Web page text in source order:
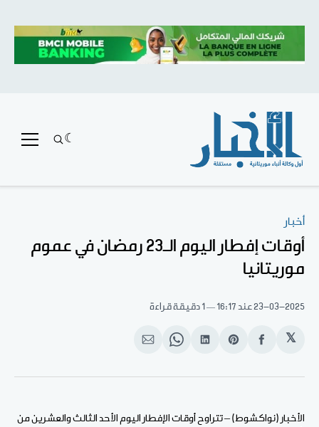
أخبار
أوقات إفطار اليوم الـ23 رمضان في عموم
موريتانيا
23-03-2025عند 16:17 1 دقيقة قراءة
𝕏
انشر
الفيسبوك
Share
Pinterest
انشر
لينكد
Share
WhatsApp
انشر
الإيميل
الأخبار (نواكشوط) – تتراوح أوقات الإفطار اليوم الأحد الثالث والعشرين من